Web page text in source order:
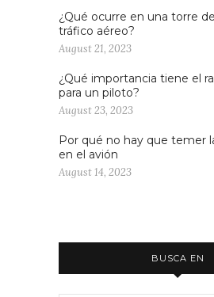
¿Qué ocurre en una torre
tráfico aéreo?
August 21, 2023
¿Qué importancia tiene el
para un piloto?
August 23, 2023
Por qué no hay que temer
en el avión
August 14, 2023
BUSCA EN